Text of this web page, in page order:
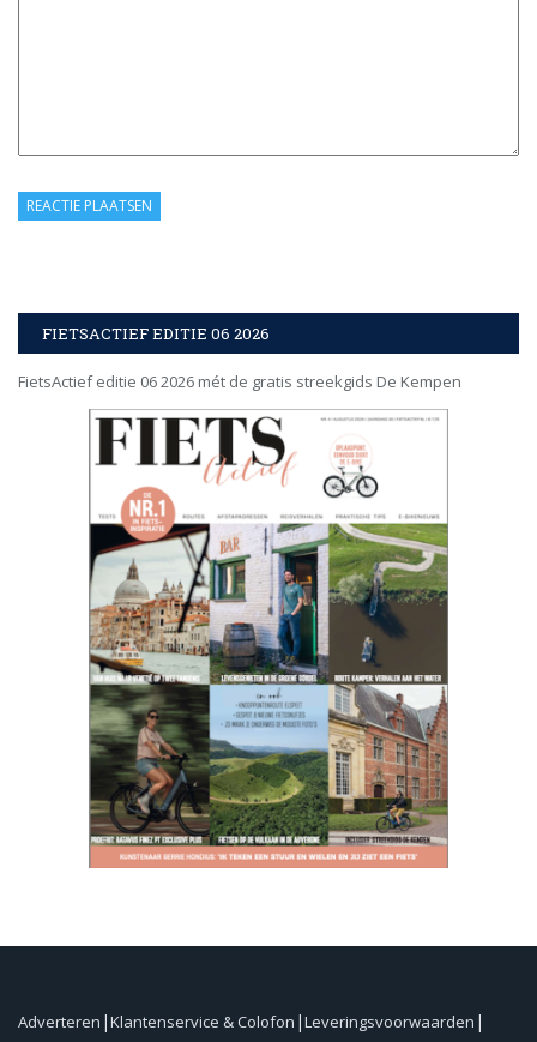
FIETSACTIEF EDITIE 06 2026
FietsActief editie 06 2026 mét de gratis streekgids De Kempen
Adverteren Klantenservice & Colofon Leveringsvoorwaarden